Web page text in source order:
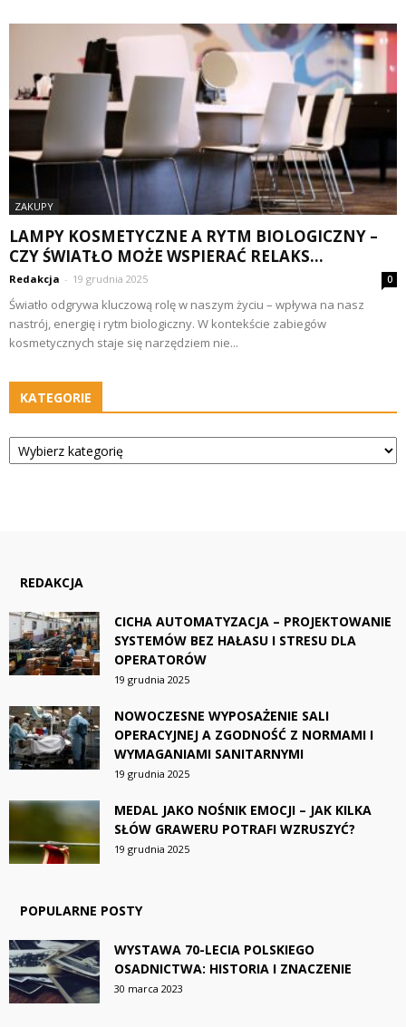
ZAKUPY
LAMPY KOSMETYCZNE A RYTM BIOLOGICZNY –
CZY ŚWIATŁO MOŻE WSPIERAĆ RELAKS...
Redakcja - 19 grudnia 2025 0
Światło odgrywa kluczową rolę w naszym życiu – wpływa na nasz
nastrój, energię i rytm biologiczny. W kontekście zabiegów
kosmetycznych staje się narzędziem nie...
KATEGORIE
Kategorie
REDAKCJA
CICHA AUTOMATYZACJA – PROJEKTOWANIE
SYSTEMÓW BEZ HAŁASU I STRESU DLA
OPERATORÓW
19 grudnia 2025
NOWOCZESNE WYPOSAŻENIE SALI
OPERACYJNEJ A ZGODNOŚĆ Z NORMAMI I
WYMAGANIAMI SANITARNYMI
19 grudnia 2025
MEDAL JAKO NOŚNIK EMOCJI – JAK KILKA
SŁÓW GRAWERU POTRAFI WZRUSZYĆ?
19 grudnia 2025
POPULARNE POSTY
WYSTAWA 70-LECIA POLSKIEGO
OSADNICTWA: HISTORIA I ZNACZENIE
30 marca 2023